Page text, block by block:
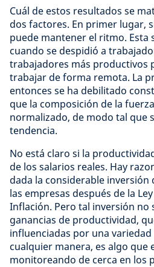
Cuál de estos resultados se
dos factores. En primer lugar,
puede mantener el ritmo. Esta
cuando se despidió a
trabajadores más productivos
trabajar de forma remota. La
entonces se ha debilitado
que la composición de la
normalizado, de modo tal que
tendencia.
No está claro si la
de los salarios reales. Hay
dada la considerable
las empresas después de la
Inflación. Pero tal inversión no
ganancias de productividad,
influenciadas por una
cualquier manera, es algo que
monitoreando de cerca en los